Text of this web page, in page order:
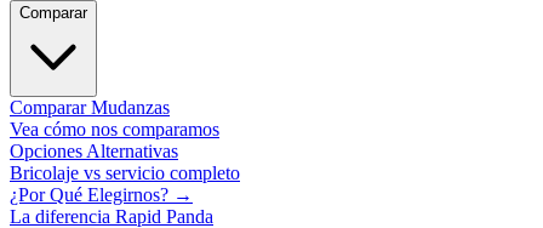
Comparar
Comparar Mudanzas
Vea cómo nos comparamos
Opciones Alternativas
Bricolaje vs servicio completo
¿Por Qué Elegirnos? →
La diferencia Rapid Panda